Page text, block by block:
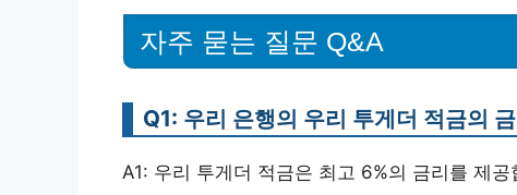
자주 묻는 질문 Q&A
Q1: 우리 은행의 우리 투게더 적금의
A1: 우리 투게더 적금은 최고 6%의 금리를 제공